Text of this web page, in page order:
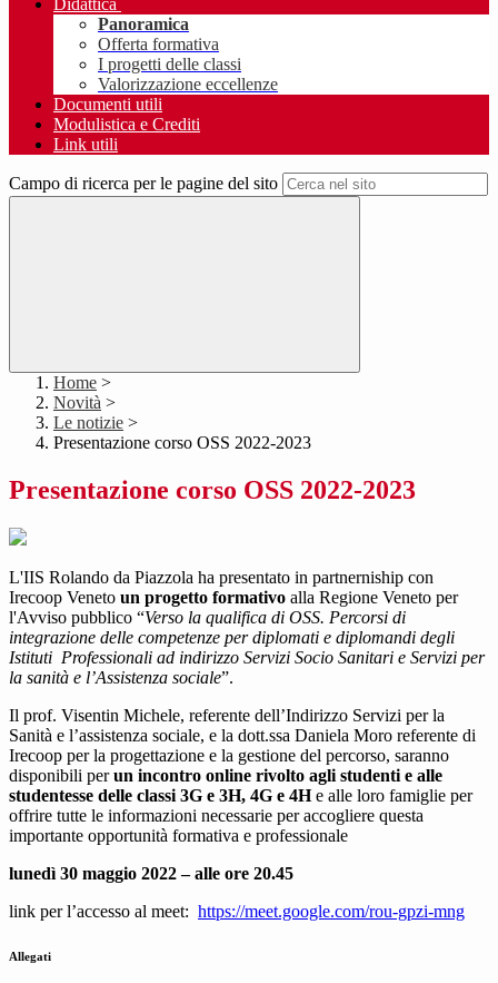
Didattica
Panoramica
Offerta formativa
I progetti delle classi
Valorizzazione eccellenze
Documenti utili
Modulistica e Crediti
Link utili
Campo di ricerca per le pagine del sito
Home >
Novità >
Le notizie >
Presentazione corso OSS 2022-2023
Presentazione corso OSS 2022-2023
L'IIS Rolando da Piazzola ha presentato in partnerniship con
Irecoop Veneto un progetto formativo alla Regione Veneto per
l'Avviso pubblico “Verso la qualifica di OSS. Percorsi di
integrazione delle competenze per diplomati e diplomandi degli
Istituti Professionali ad indirizzo Servizi Socio Sanitari e Servizi per
la sanità e l’Assistenza sociale”.
Il prof. Visentin Michele, referente dell’Indirizzo Servizi per la
Sanità e l’assistenza sociale, e la dott.ssa Daniela Moro referente di
Irecoop per la progettazione e la gestione del percorso, saranno
disponibili perun incontro online rivolto agli studenti e alle
studentesse delle classi 3G e 3H, 4G e 4He alle loro famiglie per
offrire tutte le informazioni necessarie per accogliere questa
importante opportunità formativa e professionale
lunedì 30 maggio 2022 – alle ore 20.45
link per l’accesso al meet: https://meet.google.com/rou-gpzi-mng
Allegati